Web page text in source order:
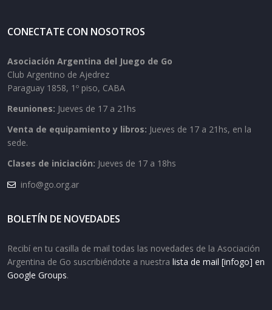
CONECTATE CON NOSOTROS
Asociación Argentina del Juego de Go
Club Argentino de Ajedrez
Paraguay 1858, 1º piso, CABA
Reuniones: Jueves de 17 a 21hs
Venta de equipamiento y libros: Jueves de 17 a 21hs, en la
sede.
Clases de iniciación: Jueves de 17 a 18hs
info@go.org.ar
BOLETÍN DE NOVEDADES
Recibí en tu casilla de mail todas las novedades de la Asociación
Argentina de Go suscribiéndote a nuestra lista de mail [infogo] en
Google Groups.